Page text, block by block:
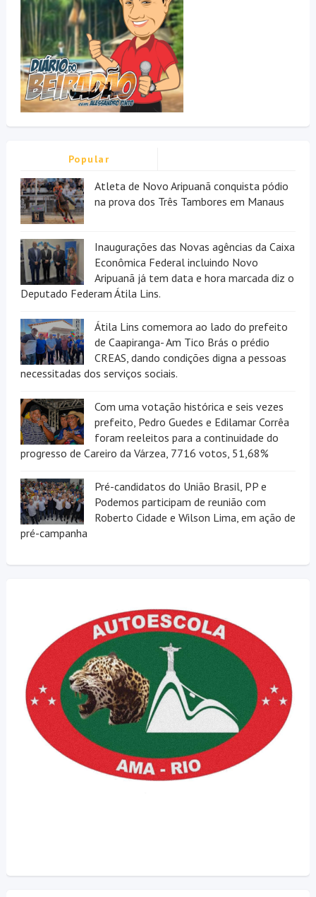
Popular
Atleta de Novo Aripuanã conquista pódio
na prova dos Três Tambores em Manaus
Inaugurações das Novas agências da Caixa
Econômica Federal incluindo Novo
Aripuanã já tem data e hora marcada diz o
Deputado Federam Átila Lins.
Átila Lins comemora ao lado do prefeito
de Caapiranga- Am Tico Brás o prédio
CREAS, dando condições digna a pessoas
necessitadas dos serviços sociais.
Com uma votação histórica e seis vezes
prefeito, Pedro Guedes e Edilamar Corrêa
foram reeleitos para a continuidade do
progresso de Careiro da Várzea, 7716 votos, 51,68%
Pré-candidatos do União Brasil, PP e
Podemos participam de reunião com
Roberto Cidade e Wilson Lima, em ação de
pré-campanha